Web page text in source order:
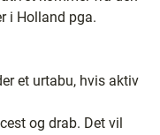
i Holland pga.
et urtabu, hvis aktiv
og drab. Det vil